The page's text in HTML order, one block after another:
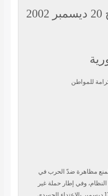
للمواطن
مظاهرة ضدّ الحرب في
وفي إطار حملة غير